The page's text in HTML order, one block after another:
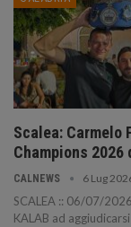
Scalea: Carmelo
Champions
CALNEWS 6 Lug
SCALEA :: 06/07/
KALAB ad